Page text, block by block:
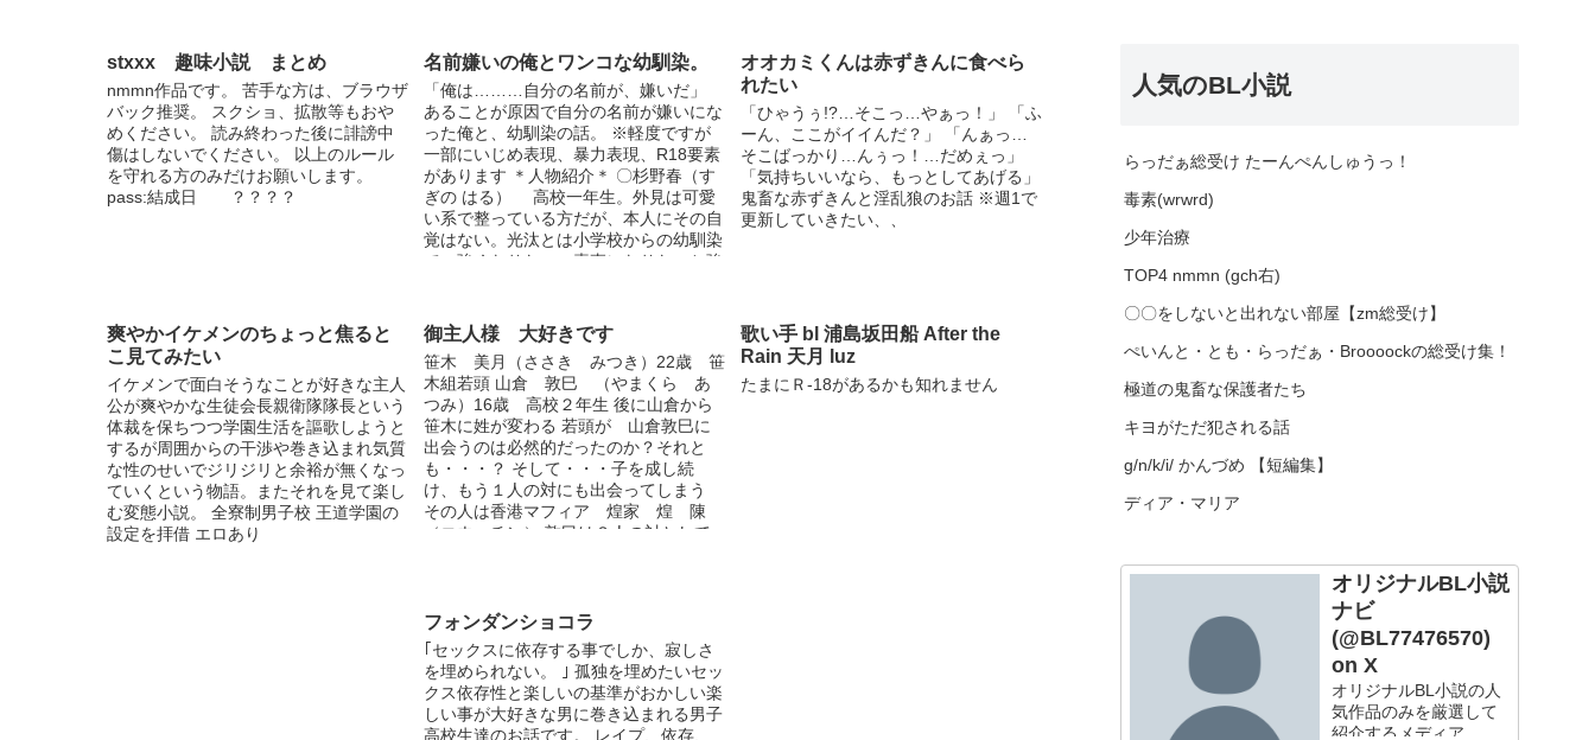
クエストは今は募集してないですすみま
せん。 コメントしてくれると死ぬほど
発狂して天国の月になりまふ。←
10.8.Sun 題名変えました！！
は性描写を含みます、18歳未満の方は閲
覧をご遠慮ください
stxxx 趣味小説 まとめ
nmmn作品です。 苦手な方は、ブラウザ
バック推奨。 スクショ、拡散等もおや
めください。 読み終わった後に誹謗中
傷はしないでください。 以上のルール
を守れる方のみだけお願いします。
pass:結成日 ？？？？
名前嫌いの俺とワンコな幼馴染。
「俺は………自分の名前が、嫌いだ」
あることが原因で自分の名前が嫌いにな
った俺と、幼馴染の話。 ※軽度ですが
一部にいじめ表現、暴力表現、R18要素
があります ＊人物紹介＊ 〇杉野春（す
ぎの はる） 高校一年生。外見は可愛
い系で整っている方だが、本人にその自
覚はない。光汰とは小学校からの幼馴染
で、強くなりたい、素直になりたいと強
のワンコ（春限定）。小学生の時に引っ
越してきて以来、春に片思い中。 〇坂
口慧（さかぐち けい） 高校一年生。
言動は軽いが浮いた話は一つもない。図
書委員会所属で、春とは同じクラス。そ
れまでは東京の所謂エリート私立中学
（中高一貫）に通っていたが、訳あって
高校からこちらに引っ越してきた。 今
作が初めての投稿になります。 ゆるい
更新になりますが、どうぞよろしくお願
しました。
オオカミくんは赤ずきんに食べら
れたい
「ひゃうぅ!?…そこっ…やぁっ！」 「ふ
ーん、ここがイイんだ？」 「んぁっ…
そこばっかり…んぅっ！…だめぇっ」
「気持ちいいなら、もっとしてあげる」
鬼畜な赤ずきんと淫乱狼のお話 ※週1で
更新していきたい、、
爽やかイケメンのちょっと焦ると
こ見てみたい
イケメンで面白そうなことが好きな主人
公が爽やかな生徒会長親衛隊隊長という
体裁を保ちつつ学園生活を謳歌しようと
するが周囲からの干渉や巻き込まれ気質
な性のせいでジリジリと余裕が無くなっ
ていくという物語。またそれを見て楽し
む変態小説。 全寮制男子校 王道学園の
設定を拝借 エロあり
御主人様 大好きです
笹木 美月（ささき みつき）22歳 笹
木組若頭 山倉 敦巳 （やまくら あ
つみ）16歳 高校２年生 後に山倉から
笹木に姓が変わる 若頭が 山倉敦巳に
出会うのは必然的だったのか？それと
も・・・？ そして・・・子を成し続
け、もう１人の対にも出会ってしまう
その人は香港マフィア 煌家 煌 陳
（コウ・チン） 敦巳は２人の対として
歌い手 bl 浦島坂田船 After the
Rain 天月 luz
たまにＲ-18があるかも知れません
フォンダンショコラ
｢セックスに依存する事でしか、寂しさ
を埋められない。 ｣ 孤独を埋めたいセッ
クス依存性と楽しいの基準がおかしい楽
しい事が大好きな男に巻き込まれる男子
高校生達のお話です。 レイプ、依存、
人気のBL小説
らっだぁ総受け たーんぺんしゅうっ！
毒素(wrwrd)
少年治療
TOP4 nmmn (gch右)
〇〇をしないと出れない部屋【zm総受け】
ぺいんと・とも・らっだぁ・Broooockの総受け集！
極道の鬼畜な保護者たち
キヨがただ犯される話
g/n/k/i/ かんづめ 【短編集】
ディア・マリア
オリジナルBL小説
ナビ
(@BL77476570)
on X
オリジナルBL小説の人
気作品のみを厳選して
紹介するメディア